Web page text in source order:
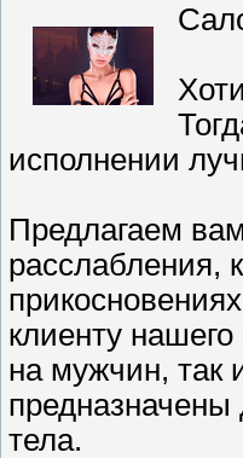
исполнении
Предлагаем
расслабления,
клиенту
на мужчин, так
предназначены
тела.